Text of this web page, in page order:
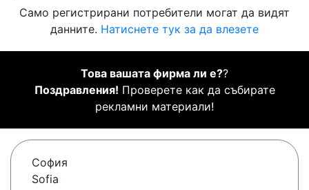
Само регистрирани потребители могат да видят
данните. Натиснете тук за да влезете
Това вашата фирма ли е??
Поздравления! Проверете как да събирате
рекламни материали!
София
Sofia